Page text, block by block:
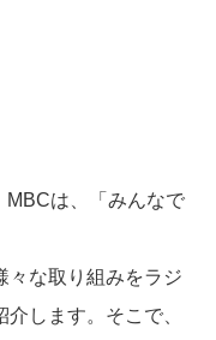
MBCは、「みんなで
々な取り組みをラジ
します。そこで、